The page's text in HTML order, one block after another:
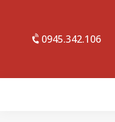
0945.342.106